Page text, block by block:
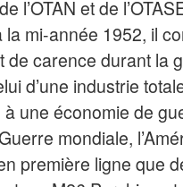
l’OTAN et de
la mi-année 1952, il
de carence durant la
d’une industrie
à une économie de
mondiale,
première ligne que